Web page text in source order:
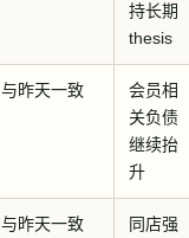
持长期
thesis
与昨天一致
会员相
关负债
继续抬
升
与昨天一致 同店强